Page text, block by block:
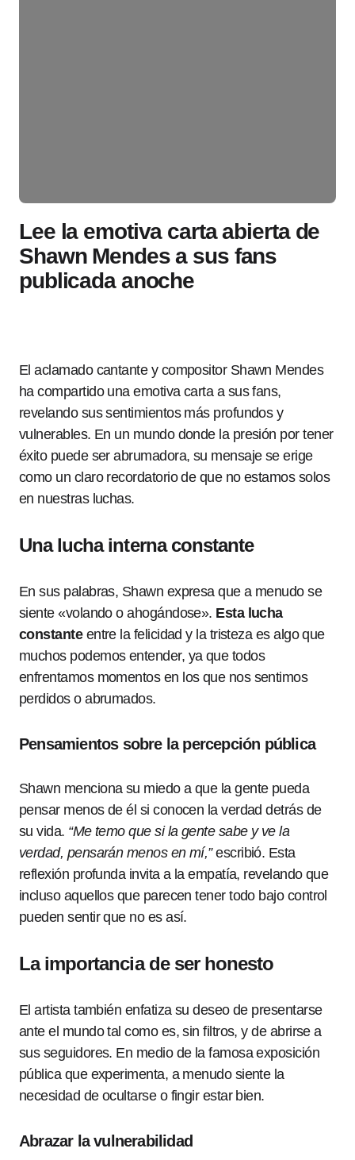
Lee la emotiva carta abierta de
Shawn Mendes a sus fans
publicada anoche
El aclamado cantante y compositor Shawn Mendes
ha compartido una emotiva carta a sus fans,
revelando sus sentimientos más profundos y
vulnerables. En un mundo donde la presión por tener
éxito puede ser abrumadora, su mensaje se erige
como un claro recordatorio de que no estamos solos
en nuestras luchas.
Una lucha interna constante
En sus palabras, Shawn expresa que a menudo se
siente «volando o ahogándose». Esta lucha
constanteentre la felicidad y la tristeza es algo que
muchos podemos entender, ya que todos
enfrentamos momentos en los que nos sentimos
perdidos o abrumados.
Pensamientos sobre la percepción pública
Shawn menciona su miedo a que la gente pueda
pensar menos de él si conocen la verdad detrás de
su vida. “Me temo que si la gente sabe y ve la
verdad, pensarán menos en mí,”escribió. Esta
reflexión profunda invita a la empatía, revelando que
incluso aquellos que parecen tener todo bajo control
pueden sentir que no es así.
La importancia de ser honesto
El artista también enfatiza su deseo de presentarse
ante el mundo tal como es, sin filtros, y de abrirse a
sus seguidores. En medio de la famosa exposición
pública que experimenta, a menudo siente la
necesidad de ocultarse o fingir estar bien.
Abrazar la vulnerabilidad